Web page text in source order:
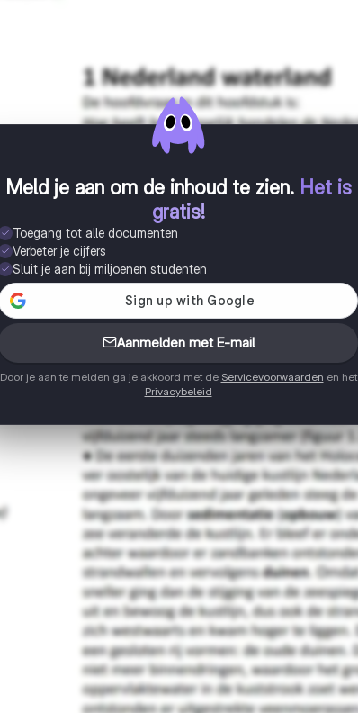
Meld je aan om de inhoud te zien. Het is
gratis!
Toegang tot alle documenten
Verbeter je cijfers
Sluit je aan bij miljoenen studenten
Aanmelden met E-mail
Door je aan te melden ga je akkoord met de Servicevoorwaarden en het
Privacybeleid